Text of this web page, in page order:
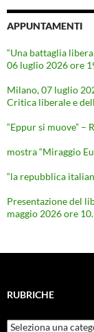
APPUNTAMENTI
“Una battaglia
06 luglio 2026 ore
Milano, 07 luglio
Critica liberale e
“Eppur si muove” –
mostra “Miraggio
“la repubblica
Presentazione del
maggio 2026 ore
RUBRICHE
Rubriche